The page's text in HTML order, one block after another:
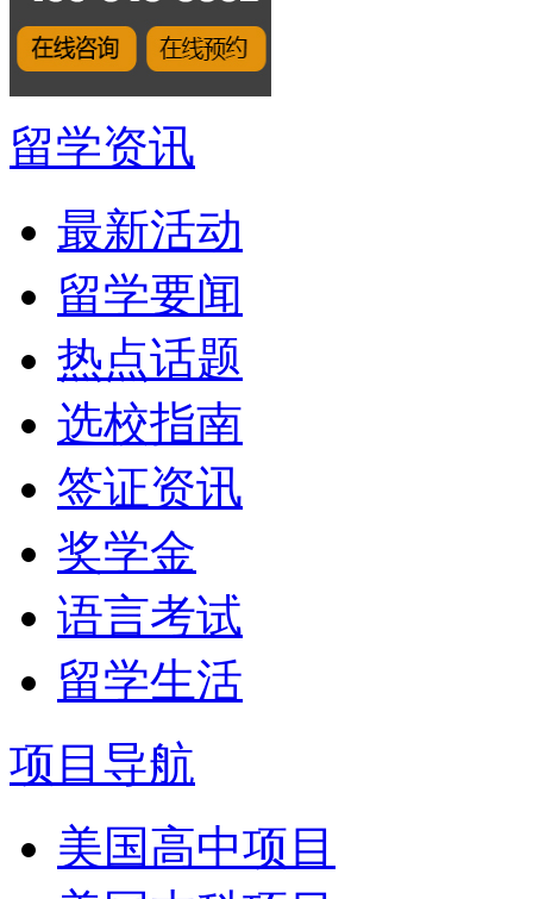
留学资讯
最新活动
留学要闻
热点话题
选校指南
签证资讯
奖学金
语言考试
留学生活
项目导航
美国高中项目